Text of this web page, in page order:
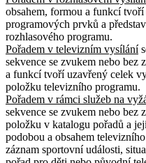
obsahem, formou a funkcí
programových prvků a
rozhlasového programu.
Pořadem v televizním vysílání
sekvence se zvukem nebo bez
a funkcí tvoří uzavřený celek
položku televizního programu.
Pořadem v rámci služeb na
sekvence se zvukem nebo bez
položku v katalogu pořadů a
podobou a obsahem
záznam sportovní události,